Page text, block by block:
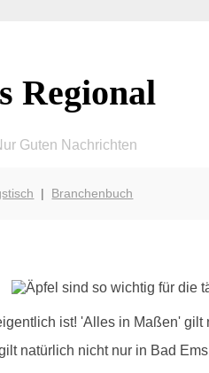
Regional
Guten Nachrichten
| Branchenbuch
ist! 'Alles in Maßen' gilt
natürlich nicht nur in Bad